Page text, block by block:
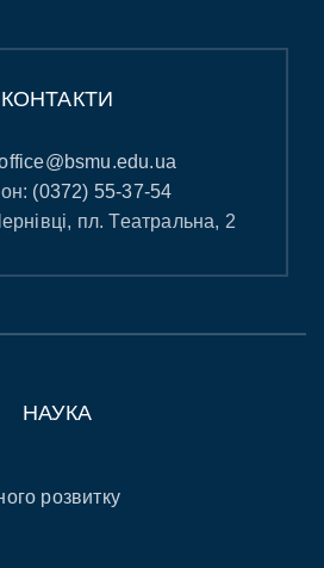
КОНТАКТИ
(0372) 55-37-54
пл. Театральна, 2
НАУКА
розвитку